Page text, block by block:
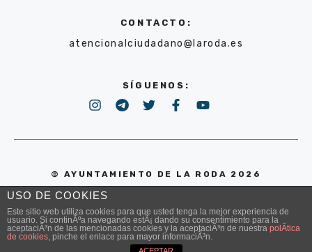
CONTACTO:
atencionalciudadano@laroda.es
SÍGUENOS:
© AYUNTAMIENTO DE LA RODA 2026
POLÍTICA DE PRIVACIDAD
USO DE COOKIES
Este sitio web utiliza cookies para que usted tenga la mejor experiencia de
usuario. Si continÃºa navegando estÃ¡ dando su consentimiento para la
aceptaciÃ³n de las mencionadas cookies y la aceptaciÃ³n de nuestra polÃ­tica
de cookies, pinche el enlace para mayor informaciÃ³n.